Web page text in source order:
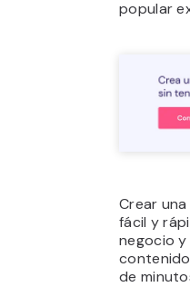
popular
Crear
fácil y
negocio
de